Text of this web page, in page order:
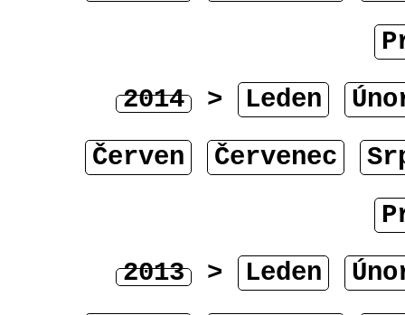
2014 > Leden
Červen
Červenec
2013 > Leden